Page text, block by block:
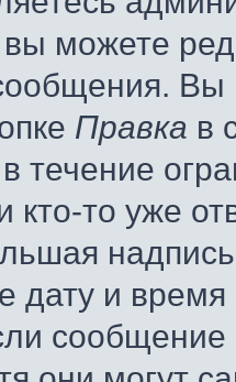
можете
Вы
Правка в
течение
кто-то уже
дату и